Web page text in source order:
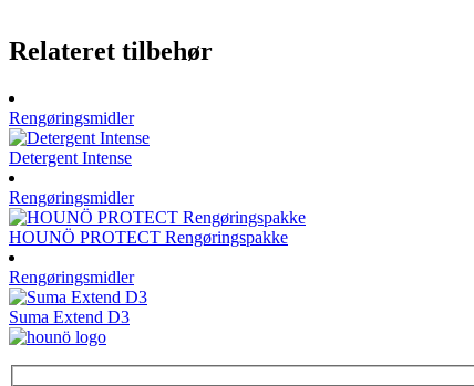
Relateret tilbehør
Rengøringsmidler
Detergent Intense
Rengøringsmidler
HOUNÖ PROTECT Rengøringspakke
Rengøringsmidler
Suma Extend D3